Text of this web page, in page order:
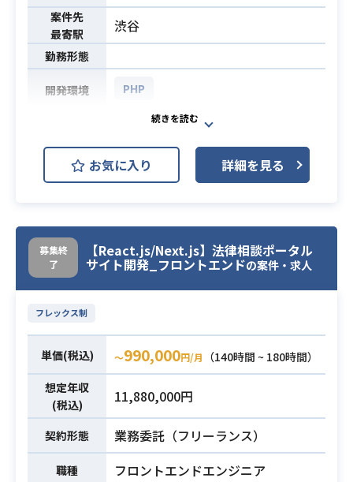
案件先
最寄駅
渋谷
勤務形態
開発環境 PHP
業務内容
オンライン査定サービスの開発にサ
ーバーサイドエンジニアとして携わ
って頂きます。
【業務詳細】
利用しているので、それらをスクラ
ッチで載せ替えていく
・2月末までのフェーズでは既存サー
ビスをリプレイスし、次のフェーズ
必須スキル
・PHP, Laravel, Nnginx, Docker, M
ysql, Vue.js,gitの使用経験が3年以上
・AWSなどのクラウドインフラ上で
の開発経験が3年以上
・API開発経験あり
・toCシステムの開発運用経験あり
お気に入り 詳細を見る
募集終
了
【React.js/Next.js】法律相談ポータル
サイト開発_フロントエンドの案件・求人
フレックス制
単価(税込) 〜990,000円/月
（140時間 ~ 180時間）
想定年収
(税込)
11,880,000円
契約形態 業務委託（フリーランス）
職種 フロントエンドエンジニア